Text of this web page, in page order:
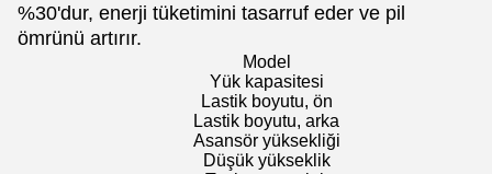
%30'dur, enerji tüketimini tasarruf eder ve pil
ömrünü artırır.
Model
Yük kapasitesi
Lastik boyutu, ön
Lastik boyutu, arka
Asansör yüksekliği
Düşük yükseklik